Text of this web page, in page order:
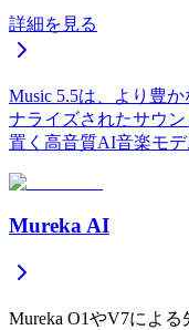
詳細を見る
Music 5.5は、より豊
ナライズされたサウ
置く高音質AI音楽モデ
Mureka AI
Mureka O1やV7によ